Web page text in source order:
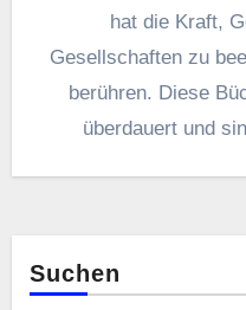
hat die Kraft,
Gesellschaften zu
berühren. Diese
überdauert und
Suchen